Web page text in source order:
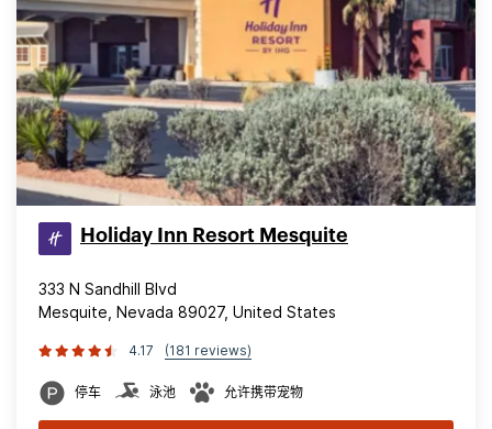
Holiday Inn Resort Mesquite
333 N Sandhill Blvd
Mesquite, Nevada 89027, United States
4.17 (181 reviews)
停车 泳池 允许携带宠物